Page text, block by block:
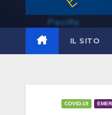
IL SITO
COVID-19